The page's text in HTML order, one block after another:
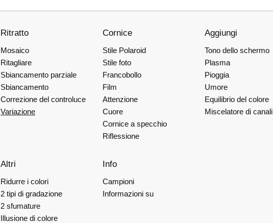
Ritratto
Mosaico
Ritagliare
Sbiancamento parziale
Sbiancamento
Correzione del controluce
Variazione
Cornice
Stile Polaroid
Stile foto
Francobollo
Film
Attenzione
Cuore
Cornice a specchio
Riflessione
Aggiungi
Tono dello schermo
Plasma
Pioggia
Umore
Equilibrio del colore
Miscelatore di canali
Altri
Ridurre i colori
2 tipi di gradazione
2 sfumature
Illusione di colore
Info
Campioni
Informazioni su